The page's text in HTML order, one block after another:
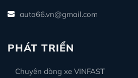
auto66.vn@gmail.com
PHÁT TRIỂN
Chuyên dòng xe VINFAST